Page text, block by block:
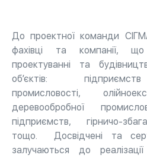
До проектної команди
фахівці та компанії, що
проектуванні та
об’єктів:
промисловості,
деревообробної
підприємств, гірничо-
тощо. Досвідчені та
залучаються до